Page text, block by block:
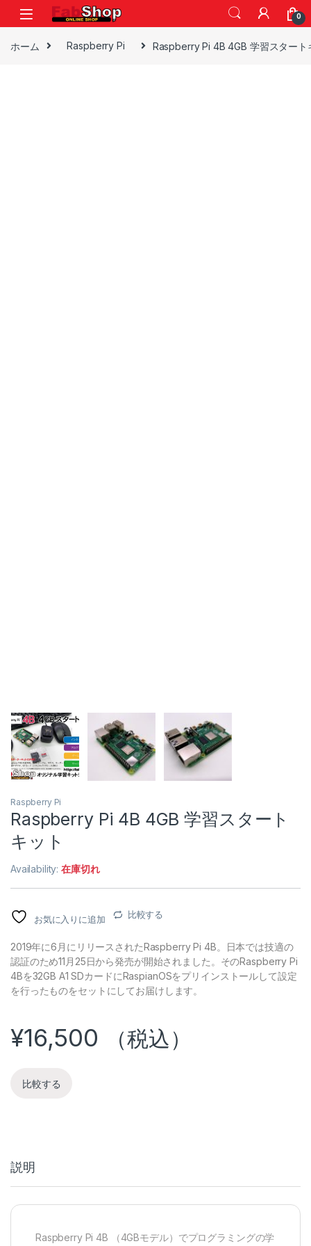
Skip to navigation
Skip to content
0
ホーム Raspberry Pi Raspberry Pi 4B 4GB 学習スタート
Raspberry Pi
Raspberry Pi 4B 4GB 学習スタート
キット
Availability:在庫切れ
お気に入りに追加 比較する
2019年に6月にリリースされたRaspberry Pi 4B。日本では技適の
認証のため11月25日から発売が開始されました。そのRaspberry Pi
4Bを32GB A1 SDカードにRaspianOSをプリインストールして設定
を行ったものをセットにしてお届けします。
¥16,500 （税込）
比較する
説明
Raspberry Pi 4B （4GBモデル）でプログラミングの学